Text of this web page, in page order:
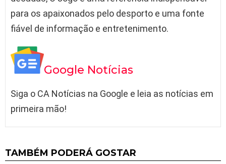
para os apaixonados pelo desporto e uma fonte
fiável de informação e entretenimento.
Google Notícias
Siga o CA Notícias na Google e leia as notícias em
primeira mão!
TAMBÉM PODERÁ GOSTAR